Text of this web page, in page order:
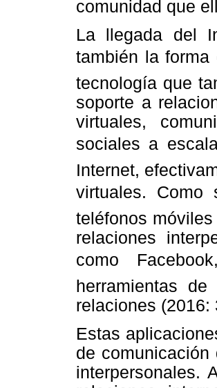
comunidad que
La llegada del
también la forma
tecnología que
soporte a
virtuales,
sociales a
Internet,
virtuales. Como
teléfonos
relaciones
como
herramientas
relaciones (2016:
Estas
de
interpersonales.